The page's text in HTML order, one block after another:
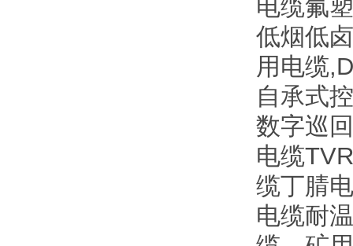
电缆氟
低烟低
用电缆
自承式
数字巡
电缆
缆丁腈
电缆耐